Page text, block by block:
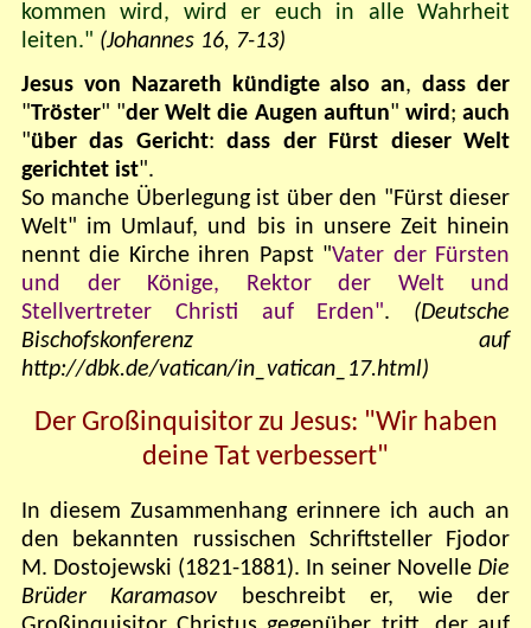
kommen wird, wird er euch in alle Wahrheit
leiten." (Johannes 16, 7-13)
Jesus von Nazareth kündigte also an, dass der
"Tröster" "der Welt die Augen auftun" wird;auch
"über das Gericht: dass der Fürst dieser Welt
gerichtet ist".
So manche Überlegung ist über den "Fürst dieser
Welt" im Umlauf, und bis in unsere Zeit hinein
nennt die Kirche ihren Papst "Vater der Fürsten
und der Könige, Rektor der Welt und
Stellvertreter Christi auf Erden". (Deutsche
Bischofskonferenz auf
http://dbk.de/vatican/in_vatican_17.html)
Der Großinquisitor zu Jesus: "Wir haben
deine Tat verbessert"
In diesem Zusammenhang erinnere ich auch an
den bekannten russischen Schriftsteller Fjodor
M. Dostojewski (1821-1881). In seiner Novelle Die
Brüder Karamasovbeschreibt er, wie der